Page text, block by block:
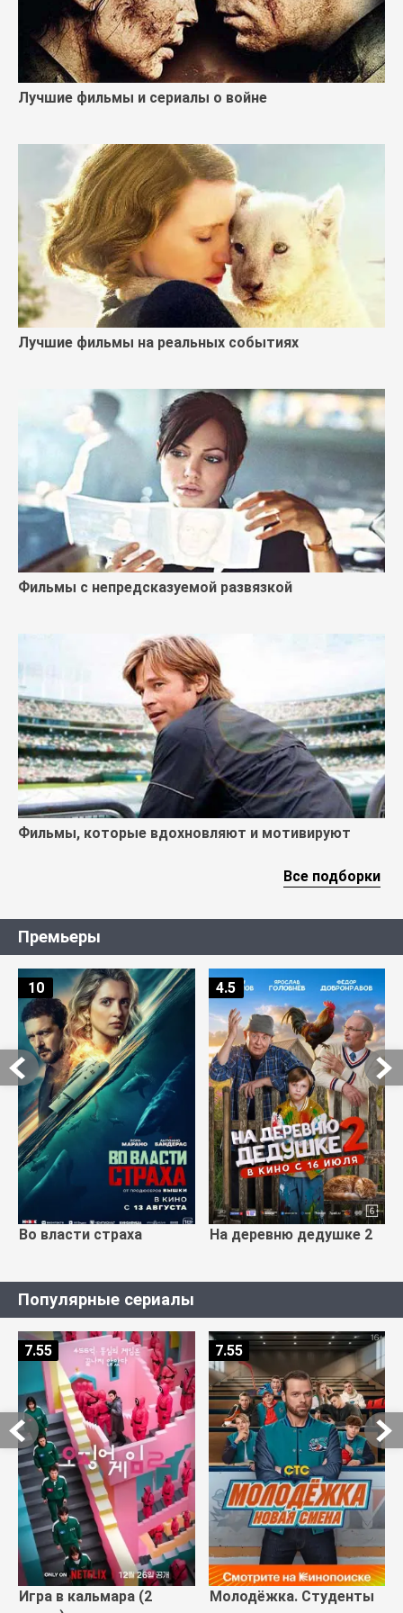
Лучшие фильмы и сериалы о войне
Лучшие фильмы на реальных событиях
Фильмы с непредсказуемой развязкой
Фильмы, которые вдохновляют и мотивируют
Все подборки
Премьеры
Во власти страха
10
На деревню дедушке 2
4.5
Популярные сериалы
Игра в кальмара (2
7.55
Молодёжка. Студенты
7.55